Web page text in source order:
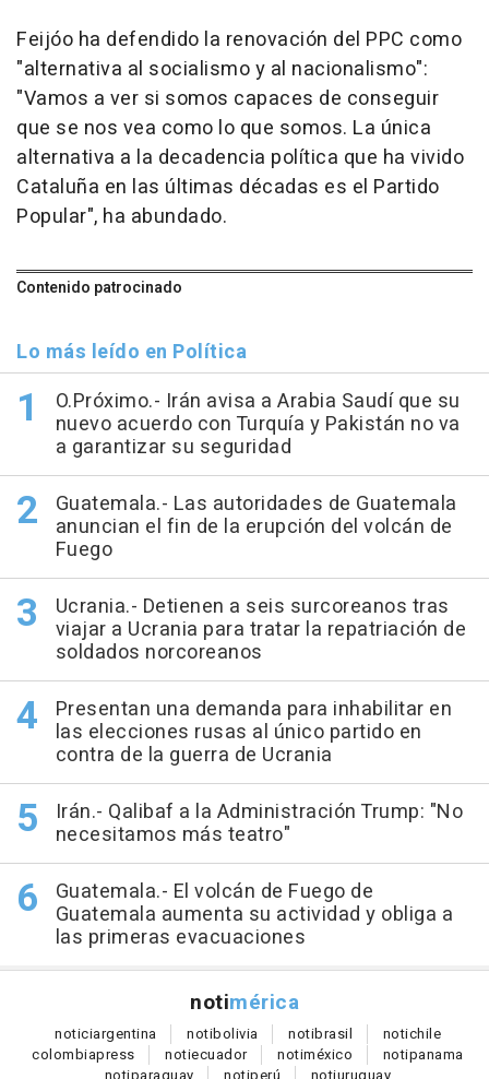
Feijóo ha defendido la renovación del PPC como
"alternativa al socialismo y al nacionalismo":
"Vamos a ver si somos capaces de conseguir
que se nos vea como lo que somos. La única
alternativa a la decadencia política que ha vivido
Cataluña en las últimas décadas es el Partido
Popular", ha abundado.
Contenido patrocinado
Lo más leído en Política
O.Próximo.- Irán avisa a Arabia Saudí que su
nuevo acuerdo con Turquía y Pakistán no va
a garantizar su seguridad
Guatemala.- Las autoridades de Guatemala
anuncian el fin de la erupción del volcán de
Fuego
Ucrania.- Detienen a seis surcoreanos tras
viajar a Ucrania para tratar la repatriación de
soldados norcoreanos
Presentan una demanda para inhabilitar en
las elecciones rusas al único partido en
contra de la guerra de Ucrania
Irán.- Qalibaf a la Administración Trump: "No
necesitamos más teatro"
Guatemala.- El volcán de Fuego de
Guatemala aumenta su actividad y obliga a
las primeras evacuaciones
notimérica
noticiargentina notibolivia notibrasil notichile
colombiapress notiecuador notiméxico notipanama